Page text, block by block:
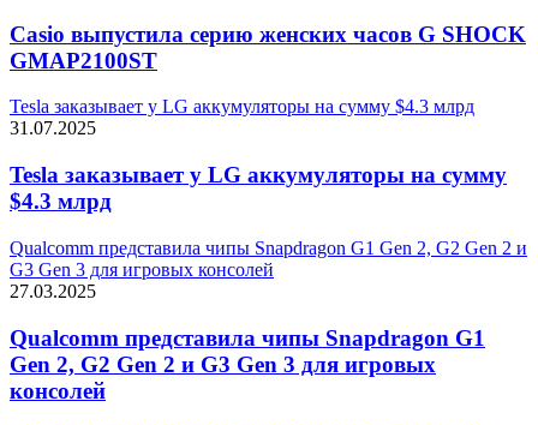
Casio выпустила серию женских часов G SHOCK
GMAP2100ST
Tesla заказывает у LG аккумуляторы на сумму $4.3 млрд
31.07.2025
Tesla заказывает у LG аккумуляторы на сумму
$4.3 млрд
Qualcomm представила чипы Snapdragon G1 Gen 2, G2 Gen 2 и
G3 Gen 3 для игровых консолей
27.03.2025
Qualcomm представила чипы Snapdragon G1
Gen 2, G2 Gen 2 и G3 Gen 3 для игровых
консолей